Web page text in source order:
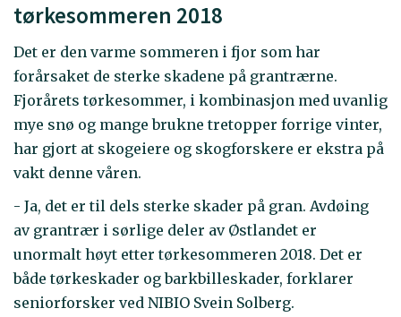
tørkesommeren 2018
Det er den varme sommeren i fjor som har
forårsaket de sterke skadene på grantrærne.
Fjorårets tørkesommer, i kombinasjon med uvanlig
mye snø og mange brukne tretopper forrige vinter,
har gjort at skogeiere og skogforskere er ekstra på
vakt denne våren.
- Ja, det er til dels sterke skader på gran. Avdøing
av grantrær i sørlige deler av Østlandet er
unormalt høyt etter tørkesommeren 2018. Det er
både tørkeskader og barkbilleskader, forklarer
seniorforsker ved NIBIO Svein Solberg.